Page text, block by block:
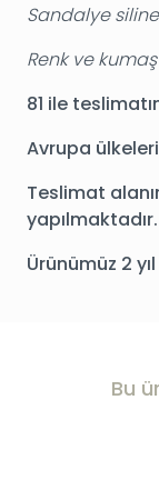
Sandalye
Renk ve
81 ile
Avrupa
Teslimat
yapılmaktadır.
Ürünümüz 2
Bu